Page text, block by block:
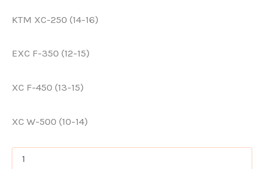
KTM XC-250 (14-16)
EXC F-350 (12-15)
XC F-450 (13-15)
XC W-500 (10-14)